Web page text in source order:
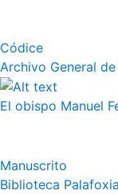
Códice
Archivo General
El obispo Manuel
Manuscrito
Biblioteca